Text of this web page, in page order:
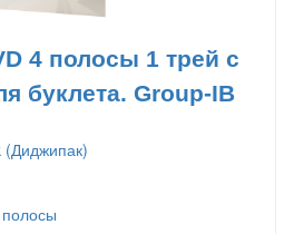
4 полосы 1 трей с
буклета. Group-IB
(Диджипак)